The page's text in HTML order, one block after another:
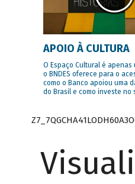
APOIO À CULTURA
O Espaço Cultural é
o BNDES oferece para o
como o Banco apoiou uma
do Brasil e como investe no